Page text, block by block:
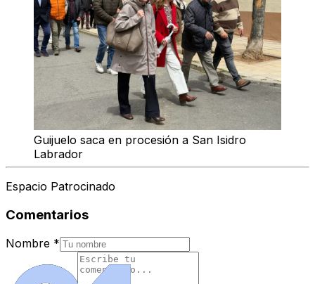
Guijuelo saca en procesión a San Isidro
Labrador
Espacio Patrocinado
Comentarios
Nombre *